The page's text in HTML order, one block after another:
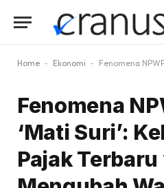
Home - Ekonomi - Fenomena NPWP Istri ‘Mati Suri’: Kebijakan
Fenomena
‘Mati Suri’:
Pajak